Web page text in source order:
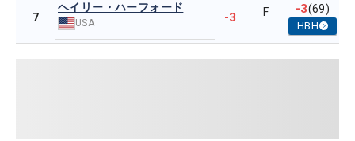
7
ヘイリー・ハーフォード
USA -3 F -3(69)
HBH